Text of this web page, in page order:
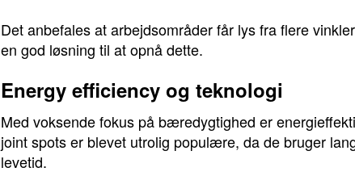
Det anbefales at arbejdsområder får lys fra flere
en god løsning til at opnå dette.
Energy efficiency og teknologi
Med voksende fokus på bæredygtighed er
joint spots er blevet utrolig populære, da de bruger
levetid.